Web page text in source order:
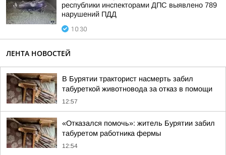
республики инспекторами ДПС выявлено 789
нарушений ПДД
10:30
ЛЕНТА НОВОСТЕЙ
В Бурятии тракторист насмерть забил
табуреткой животновода за отказ в помощи
12:57
«Отказался помочь»: житель Бурятии забил
табуретом работника фермы
12:54